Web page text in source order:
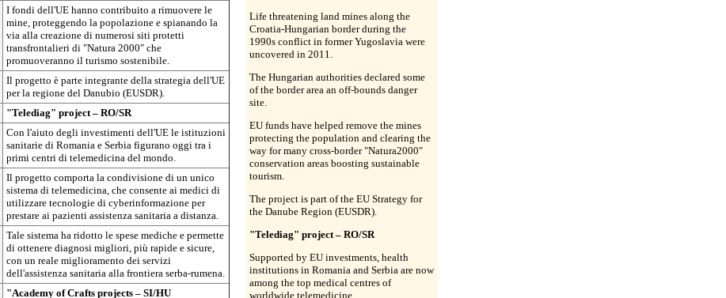
I fondi dell'UE hanno contribuito a rimuovere le
mine, proteggendo la popolazione e spianando la
via alla creazione di numerosi siti protetti
transfrontalieri di "Natura 2000" che
promuoveranno il turismo sostenibile.
Il progetto è parte integrante della strategia dell'UE
per la regione del Danubio (EUSDR).
"Telediag" project – RO/SR
Con l'aiuto degli investimenti dell'UE le istituzioni
sanitarie di Romania e Serbia figurano oggi tra i
primi centri di telemedicina del mondo.
Il progetto comporta la condivisione di un unico
sistema di telemedicina, che consente ai medici di
utilizzare tecnologie di cyberinformazione per
prestare ai pazienti assistenza sanitaria a distanza.
Tale sistema ha ridotto le spese mediche e permette
di ottenere diagnosi migliori, più rapide e sicure,
con un reale miglioramento dei servizi
dell'assistenza sanitaria alla frontiera serba-rumena.
"Academy of Crafts projects – SI/HU
Life threatening land mines along the
Croatia-Hungarian border during the
1990s conflict in former Yugoslavia were
uncovered in 2011.
The Hungarian authorities declared some
of the border area an off-bounds danger
site.
EU funds have helped remove the mines
protecting the population and clearing the
way for many cross-border "Natura2000"
conservation areas boosting sustainable
tourism.
The project is part of the EU Strategy for
the Danube Region (EUSDR).
"Telediag" project – RO/SR
Supported by EU investments, health
institutions in Romania and Serbia are now
among the top medical centres of
worldwide telemedicine.